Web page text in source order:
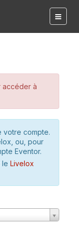
accéder à
votre compte.
ou, pour
Eventor.
le Livelox